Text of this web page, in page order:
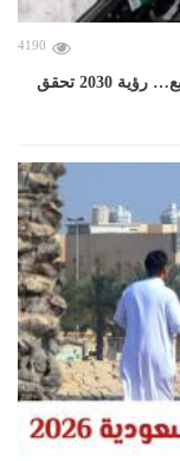
4190
ترامب يغزو السعودية بمشروع 2.6 مليون متر مربع… رؤية 2030 تحقق